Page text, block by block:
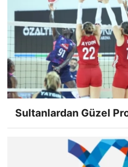
Sultanlardan Güzel